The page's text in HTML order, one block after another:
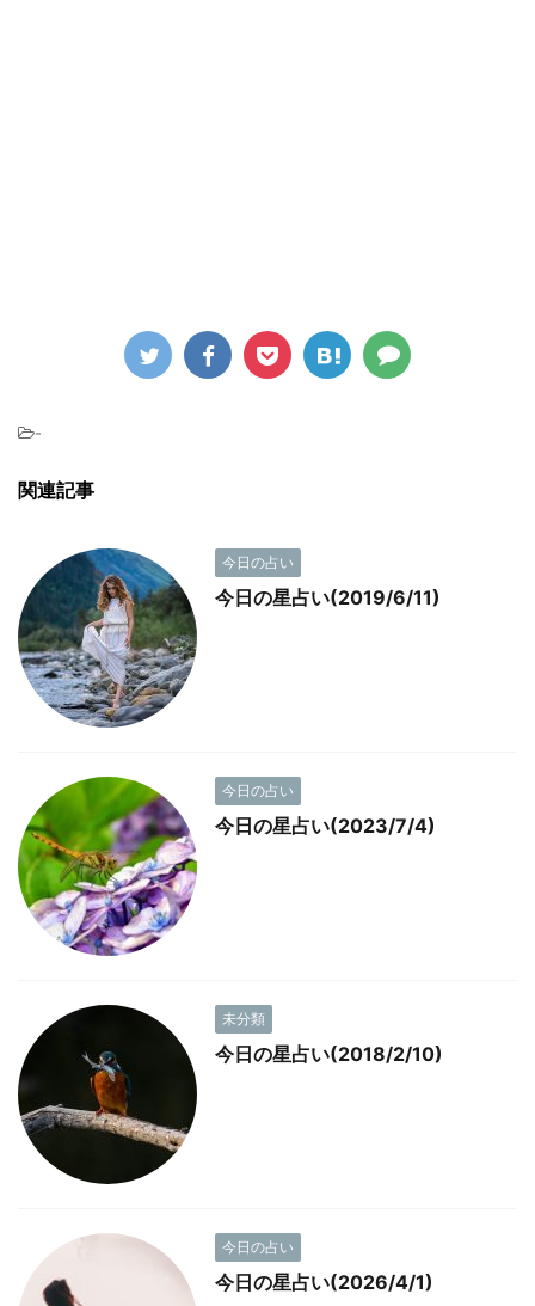
-
関連記事
今日の占い
今日の星占い(2019/6/11)
今日の占い
今日の星占い(2023/7/4)
未分類
今日の星占い(2018/2/10)
今日の占い
今日の星占い(2026/4/1)